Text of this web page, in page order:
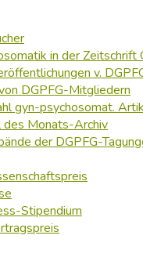
in der Zeitschrift
v.
DGPFG-Mitgliedern
gyn-psychosomat.
Monats-Archiv
der DGPFG-
Stipendium